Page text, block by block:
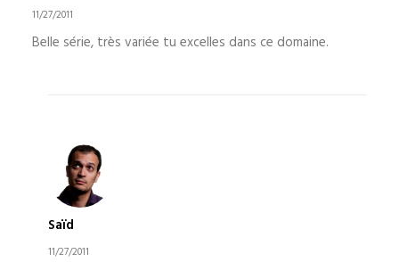
11/27/2011
Belle série, très variée tu excelles dans ce domaine.
Saïd
11/27/2011